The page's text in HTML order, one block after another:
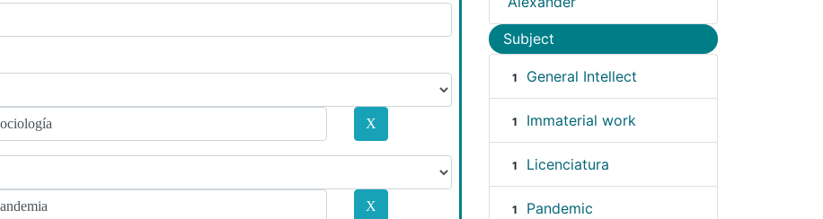
Subject
1 General Intellect
1 Immaterial work
1 Licenciatura
1 Pandemic